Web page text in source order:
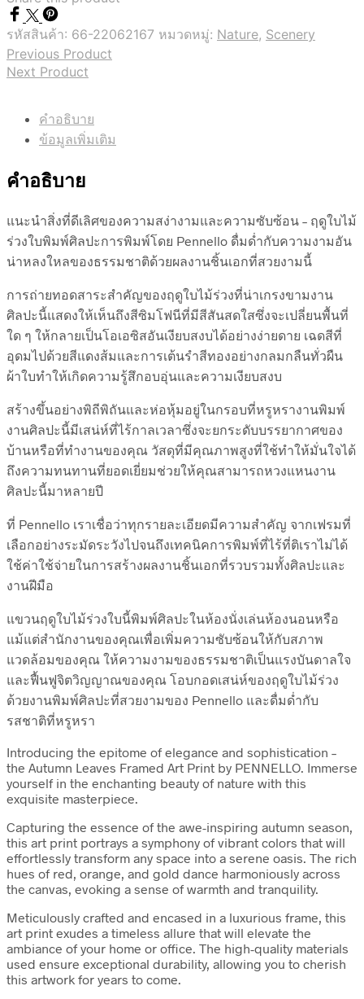
รหัสสินค้า: 66-22062167 หมวดหมู่: Nature, Scenery
Previous Product
Next Product
คำอธิบาย
ข้อมูลเพิ่มเติม
คำอธิบาย
แนะนำสิ่งที่ดีเลิศของความสง่างามและความซับซ้อน – ฤดูใบไม้
ร่วงใบพิมพ์ศิลปะการพิมพ์โดย Pennello ดื่มด่ำกับความงามอัน
น่าหลงใหลของธรรมชาติด้วยผลงานชิ้นเอกที่สวยงามนี้
การถ่ายทอดสาระสำคัญของฤดูใบไม้ร่วงที่น่าเกรงขามงาน
ศิลปะนี้แสดงให้เห็นถึงสีซิมโฟนีที่มีสีสันสดใสซึ่งจะเปลี่ยนพื้นที่
ใด ๆ ให้กลายเป็นโอเอซิสอันเงียบสงบได้อย่างง่ายดาย เฉดสีที่
อุดมไปด้วยสีแดงส้มและการเต้นรำสีทองอย่างกลมกลืนทั่วผืน
ผ้าใบทำให้เกิดความรู้สึกอบอุ่นและความเงียบสงบ
สร้างขึ้นอย่างพิถีพิถันและห่อหุ้มอยู่ในกรอบที่หรูหรางานพิมพ์
งานศิลปะนี้มีเสน่ห์ที่ไร้กาลเวลาซึ่งจะยกระดับบรรยากาศของ
บ้านหรือที่ทำงานของคุณ วัสดุที่มีคุณภาพสูงที่ใช้ทำให้มั่นใจได้
ถึงความทนทานที่ยอดเยี่ยมช่วยให้คุณสามารถหวงแหนงาน
ศิลปะนี้มาหลายปี
ที่ Pennello เราเชื่อว่าทุกรายละเอียดมีความสำคัญ จากเฟรมที่
เลือกอย่างระมัดระวังไปจนถึงเทคนิคการพิมพ์ที่ไร้ที่ติเราไม่ได้
ใช้ค่าใช้จ่ายในการสร้างผลงานชิ้นเอกที่รวบรวมทั้งศิลปะและ
งานฝีมือ
แขวนฤดูใบไม้ร่วงใบนี้พิมพ์ศิลปะในห้องนั่งเล่นห้องนอนหรือ
แม้แต่สำนักงานของคุณเพื่อเพิ่มความซับซ้อนให้กับสภาพ
แวดล้อมของคุณ ให้ความงามของธรรมชาติเป็นแรงบันดาลใจ
และฟื้นฟูจิตวิญญาณของคุณ โอบกอดเสน่ห์ของฤดูใบไม้ร่วง
ด้วยงานพิมพ์ศิลปะที่สวยงามของ Pennello และดื่มด่ำกับ
รสชาติที่หรูหรา
Introducing the epitome of elegance and sophistication –
the Autumn Leaves Framed Art Print by PENNELLO. Immerse
yourself in the enchanting beauty of nature with this
exquisite masterpiece.
Capturing the essence of the awe-inspiring autumn season,
this art print portrays a symphony of vibrant colors that will
effortlessly transform any space into a serene oasis. The rich
hues of red, orange, and gold dance harmoniously across
the canvas, evoking a sense of warmth and tranquility.
Meticulously crafted and encased in a luxurious frame, this
art print exudes a timeless allure that will elevate the
ambiance of your home or office. The high-quality materials
used ensure exceptional durability, allowing you to cherish
this artwork for years to come.